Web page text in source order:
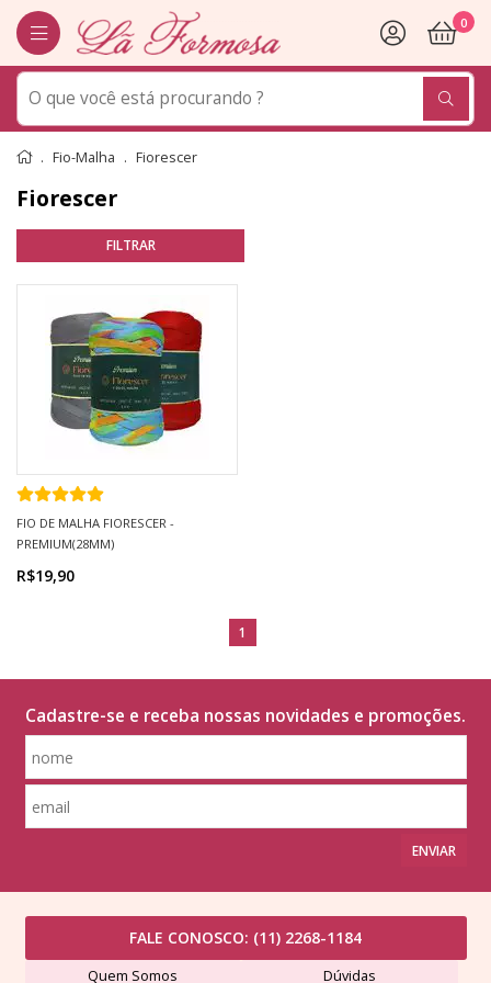
0
Fio-Malha Fiorescer
Fiorescer
FIO DE MALHA FIORESCER -
PREMIUM(28MM)
R$19,90
1
Cadastre-se e receba nossas novidades e promoções.
ENVIAR
FALE CONOSCO: (11) 2268-1184
Quem Somos Dúvidas